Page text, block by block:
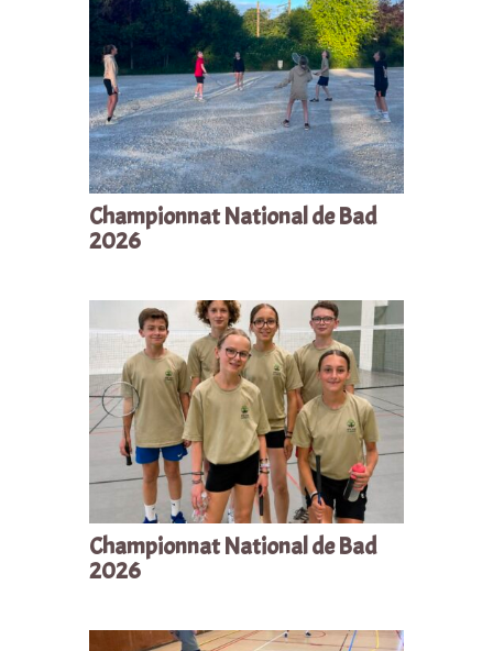
Championnat National de Bad
2026
Championnat National de Bad
2026